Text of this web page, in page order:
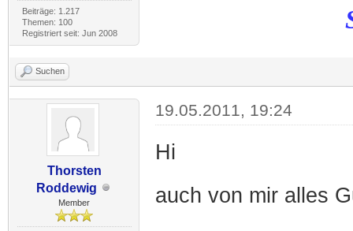
Beiträge: 1.217
Themen: 100
Registriert seit: Jun 2008
Suchen
Thorsten
Roddewig
Member
19.05.2011, 19:24
Hi
auch von mir alles